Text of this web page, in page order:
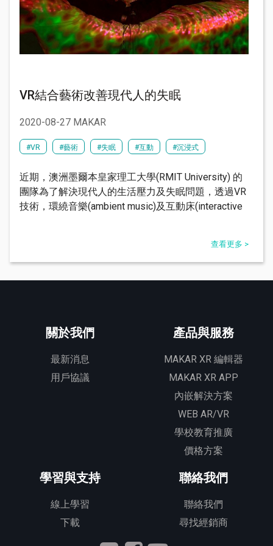
VR結合藝術改善現代人的失眠
2020-08-27 MAKAR
#VR #藝術 #失眠 #互動 #沉浸式
近期，澳洲墨爾本皇家理工大學(RMIT University) 的
團隊為了解決現代人的生活壓力及失眠問題，透過VR
技術，環繞音樂(ambient music)及互動床(interactive
查看更多 >
關於我們
最新消息
用戶協議
產品與服務
MAKAR XR 編輯器
MAKAR XR APP
內嵌解決方案
WEB AR/VR
學校教育推廣
價格方案
學習與支持
線上學習
下載
聯絡我們
聯絡我們
尋找經銷商